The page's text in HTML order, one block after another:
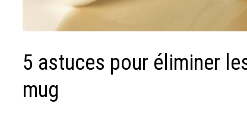
5 astuces pour éliminer
mug